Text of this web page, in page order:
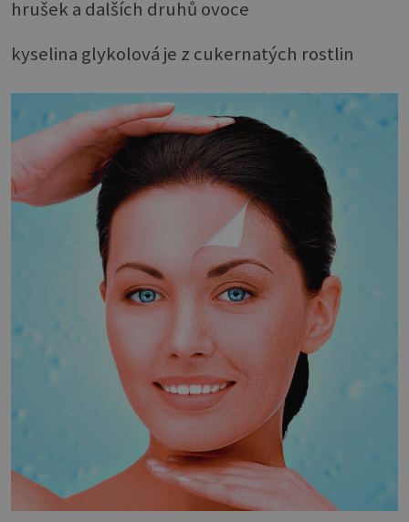
hrušek a dalších druhů ovoce
kyselina glykolová je z cukernatých rostlin